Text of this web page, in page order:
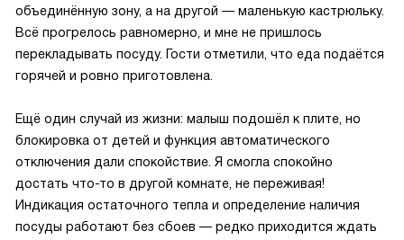
объединённую зону, а на другой — маленькую кастрюльку.
Всё прогрелось равномерно, и мне не пришлось
перекладывать посуду. Гости отметили, что еда подаётся
горячей и ровно приготовлена.
Ещё один случай из жизни: малыш подошёл к плите, но
блокировка от детей и функция автоматического
отключения дали спокойствие. Я смогла спокойно
достать что-то в другой комнате, не переживая!
Индикация остаточного тепла и определение наличия
посуды работают без сбоев — редко приходится ждать